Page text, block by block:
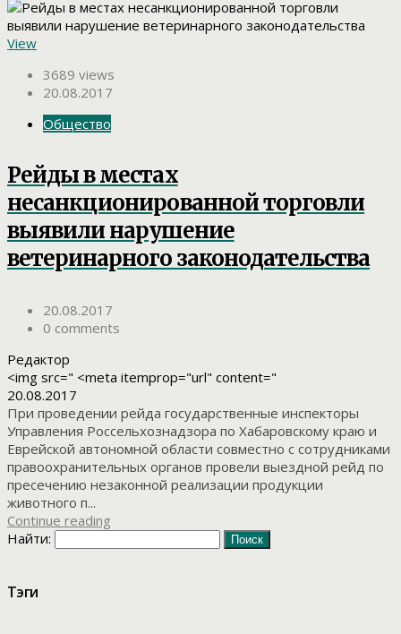
View
3689 views
20.08.2017
Общество
Рейды в местах
несанкционированной торговли
выявили нарушение
ветеринарного законодательства
20.08.2017
0 comments
Редактор
<img src=" <meta itemprop="url" content="
20.08.2017
При проведении рейда государственные инспекторы
Управления Россельхознадзора по Хабаровскому краю и
Еврейской автономной области совместно с сотрудниками
правоохранительных органов провели выездной рейд по
пресечению незаконной реализации продукции
животного п...
Continue reading
Найти:
Тэги